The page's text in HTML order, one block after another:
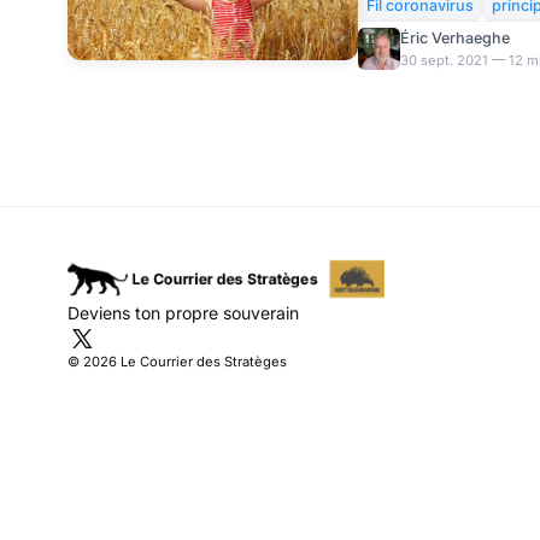
mieux que le clivage
les talibans du vaccin.
Fil coronavirus
Éric Verhaeghe
30 sept. 2021 — 12
Deviens ton propre souverain
© 2026 Le Courrier des Stratèges